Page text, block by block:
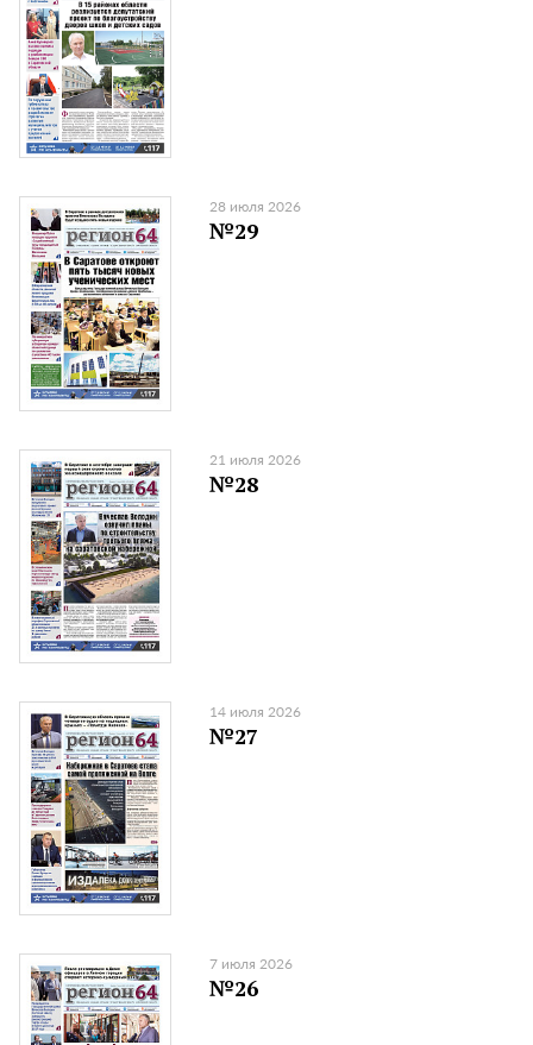
28 июля 2026
№29
21 июля 2026
№28
14 июля 2026
№27
7 июля 2026
№26